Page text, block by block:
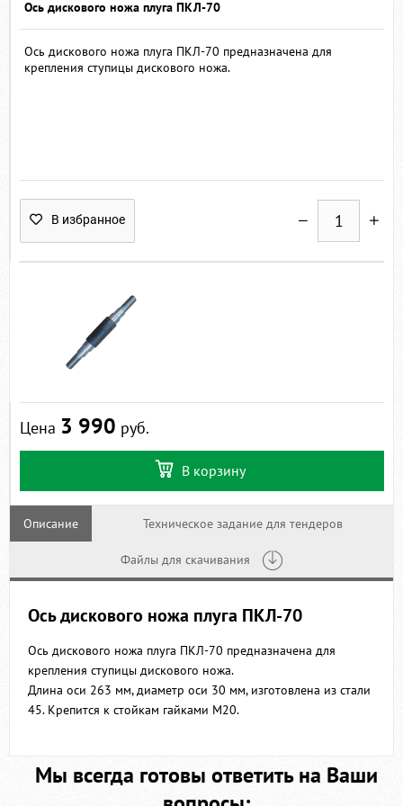
Ось дискового ножа плуга ПКЛ-70
Ось дискового ножа плуга ПКЛ-70 предназначена для
крепления ступицы дискового ножа.
В избранное
Цена 3 990 руб.
В корзину
Описание Техническое задание для тендеров
Файлы для скачивания
Ось дискового ножа плуга ПКЛ-70
Ось дискового ножа плуга ПКЛ-70 предназначена для
крепления ступицы дискового ножа.
Длина оси 263 мм, диаметр оси 30 мм, изготовлена из стали
45. Крепится к стойкам гайками М20.
Мы всегда готовы ответить на Ваши